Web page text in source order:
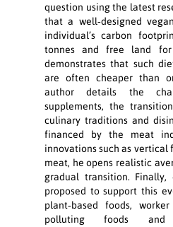
question using the latest
that a well‑designed
individual’s carbon
tonnes and free land
demonstrates that such
are often cheaper than
author details the
supplements, the
culinary traditions and
financed by the meat
innovations such as
meat, he opens realistic
gradual transition. Finally,
proposed to support this
plant‑based foods,
polluting foods and